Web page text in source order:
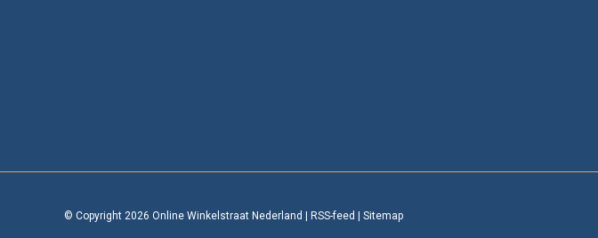
© Copyright 2026 Online Winkelstraat Nederland | RSS-feed | Sitemap